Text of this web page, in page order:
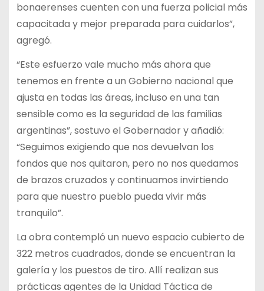
bonaerenses cuenten con una fuerza policial más
capacitada y mejor preparada para cuidarlos”,
agregó.
“Este esfuerzo vale mucho más ahora que
tenemos en frente a un Gobierno nacional que
ajusta en todas las áreas, incluso en una tan
sensible como es la seguridad de las familias
argentinas”, sostuvo el Gobernador y añadió:
“Seguimos exigiendo que nos devuelvan los
fondos que nos quitaron, pero no nos quedamos
de brazos cruzados y continuamos invirtiendo
para que nuestro pueblo pueda vivir más
tranquilo”.
La obra contempló un nuevo espacio cubierto de
322 metros cuadrados, donde se encuentran la
galería y los puestos de tiro. Allí realizan sus
prácticas agentes de la Unidad Táctica de